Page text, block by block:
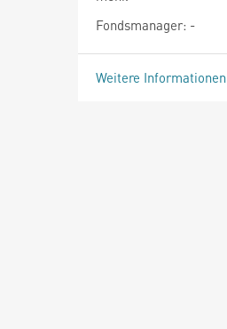
Fondsmanager: -
Weitere Informationen